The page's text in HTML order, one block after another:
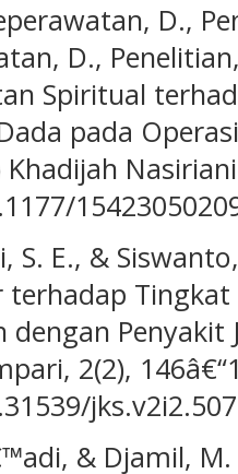
D.,
D.,
Spiritual
pada
Khadijah
S. E., &
dengan
2(2),
jks.v2i2.507
& Djamil,